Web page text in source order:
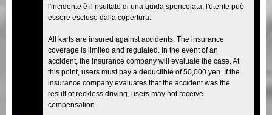
l'incidente è il risultato di una guida spericolata, l'utente può
essere escluso dalla copertura.
All karts are insured against accidents. The insurance
coverage is limited and regulated. In the event of an
accident, the insurance company will evaluate the case. At
this point, users must pay a deductible of 50,000 yen. If the
insurance company evaluates that the accident was the
result of reckless driving, users may not receive
compensation.